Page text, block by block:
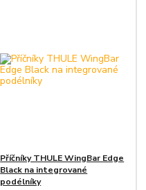
Příčníky THULE WingBar Edge
Black na integrované
podélníky